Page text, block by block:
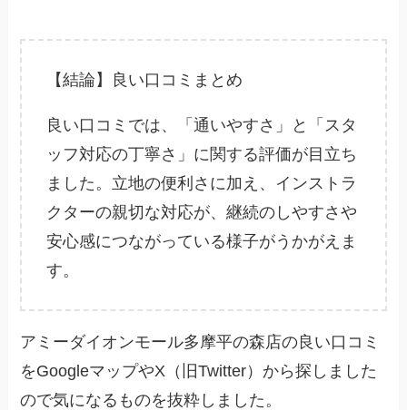
【結論】良い口コミまとめ
良い口コミでは、「通いやすさ」と「スタ
ッフ対応の丁寧さ」に関する評価が目立ち
ました。立地の便利さに加え、インストラ
クターの親切な対応が、継続のしやすさや
安心感につながっている様子がうかがえま
す。
アミーダイオンモール多摩平の森店の良い口コミ
をGoogleマップやX（旧Twitter）から探しました
ので気になるものを抜粋しました。